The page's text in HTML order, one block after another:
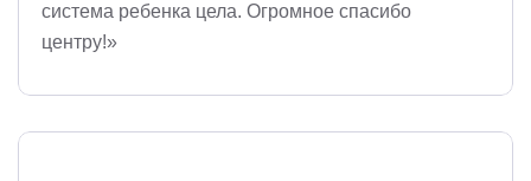
система ребенка цела. Огромное спасибо
центру!»